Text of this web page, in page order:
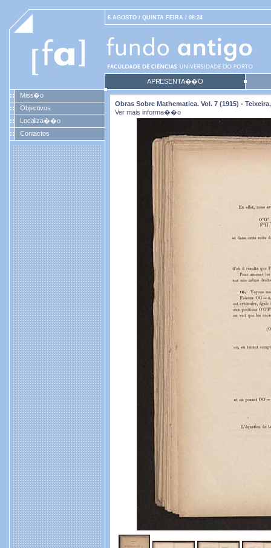
6 AGOSTO / QUINTA FEIRA / 08:24
APRESENTA��O
Miss�o
Objectivos
Localiza��o
Contactos
Obras Sobre Mathematica. Vol. 7 (1915) -
Ver mais informa��o